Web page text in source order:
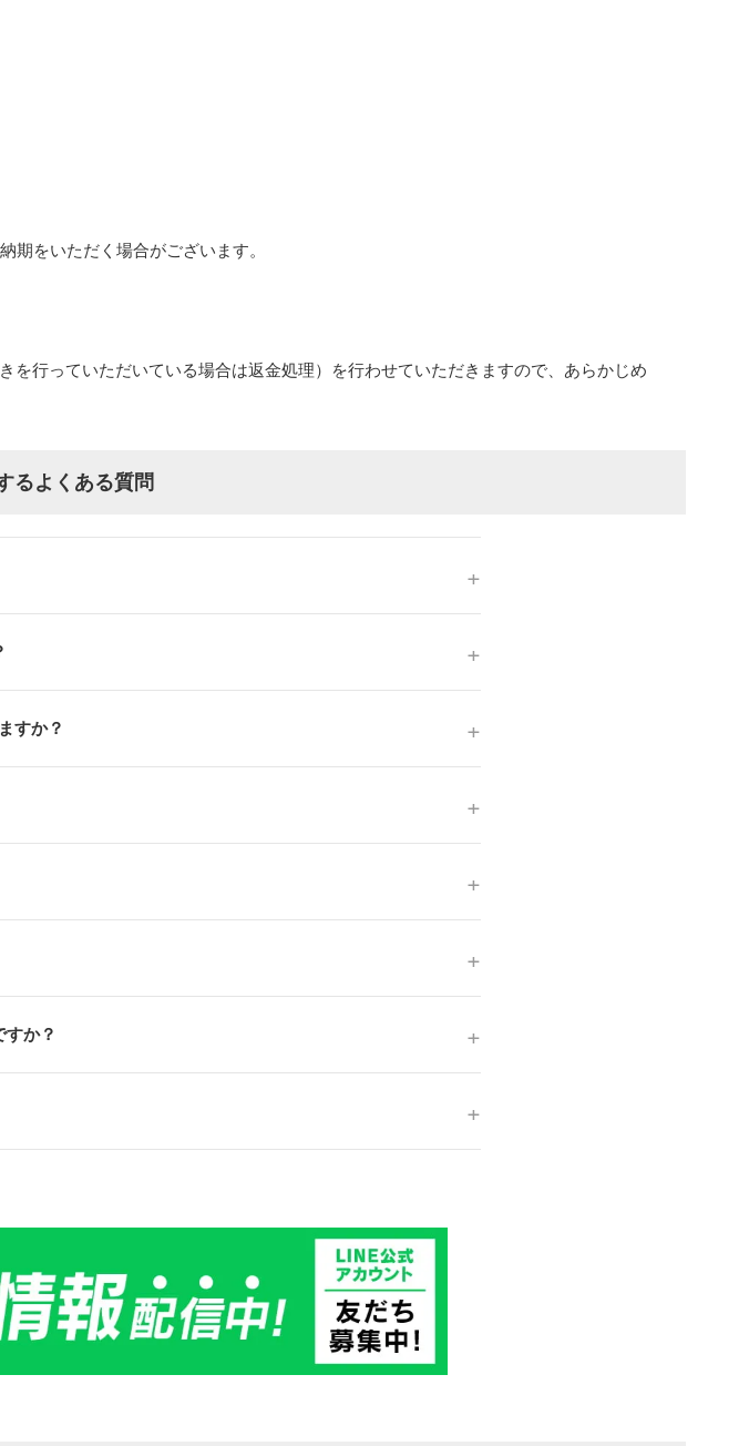
期をいただく場合がございます。
行っていただいている場合は返金処理）を行わせていただきますので、あらかじめ
るよくある質問
すか？
か？